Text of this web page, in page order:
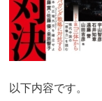
以下内容です。